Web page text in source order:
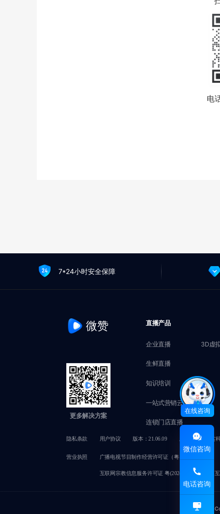
电
在线咨询
微信咨询
电话咨询
7*24小时安全保障
微赞
更多解决方案
直播产品
企业直播
生鲜直播
知识培训
一站式营销云
连锁门店直播
3D虚
隐私条款 用户协议 版本：21.06.09 版权所有@赞赏
营业执照 广播电视节目制作经营许可证（粤）字第02749号
互联网宗教信息服务许可证 粤(2024)0000050